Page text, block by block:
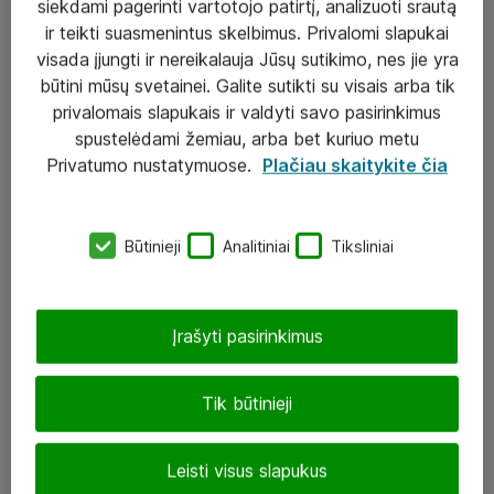
Sprendimai ir paslaugos
Paslaugos
Įgyvendinti projektai
J. Rutkausko g. 6, Vilnius
siekdami pagerinti vartotojo patirtį, analizuoti srautą
ir teikti suasmenintus skelbimus. Privalomi slapukai
visada įjungti ir nereikalauja Jūsų sutikimo, nes jie yra
būtini mūsų svetainei. Galite sutikti su visais arba tik
privalomais slapukais ir valdyti savo pasirinkimus
spustelėdami žemiau, arba bet kuriuo metu
Privatumo nustatymuose. Plačiau skaitykite čia
Būtinieji Analitiniai Tiksliniai
Tik būtinieji
Leisti visus slapukus
Įrašyti pasirinkimus